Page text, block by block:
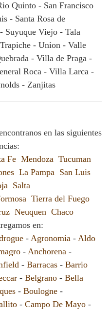
Quinto - San Francisco
- Santa Rosa de
Suyuque Viejo - Tala
- Union - Valle
- Villa de Praga -
Roca - Villa Larca -
- Zanjitas
en las siguientes
Fe Mendoza Tucuman
La Pampa San Luis
Salta
Tierra del Fuego
Neuquen Chaco
en:
- Agronomia - Aldo
- Anchorena -
- Barracas - Barrio
- Belgrano - Bella
- Boulogne -
- Campo De Mayo -